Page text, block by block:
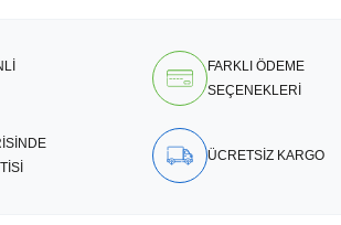
FARKLI ÖDEME
SEÇENEKLERİ
ÜCRETSİZ KARGO